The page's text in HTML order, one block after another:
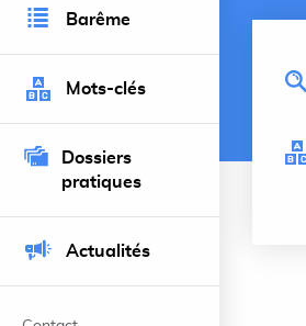
Barême
Mots-clés
Dossiers
pratiques
Actualités